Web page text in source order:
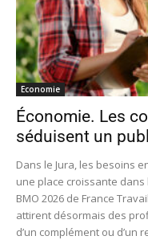
Economie
Économie. Les
séduisent un
Dans le Jura, les besoins
une place croissante dans
BMO 2026 de France
attirent désormais des
d’un complément ou d’un